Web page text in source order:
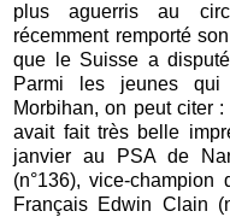
plus aguerris au
récemment remporté
que le Suisse a
Parmi les jeunes
Morbihan, on peut citer
avait fait très belle
janvier au PSA de
(n°136), vice-
Français Edwin Clain